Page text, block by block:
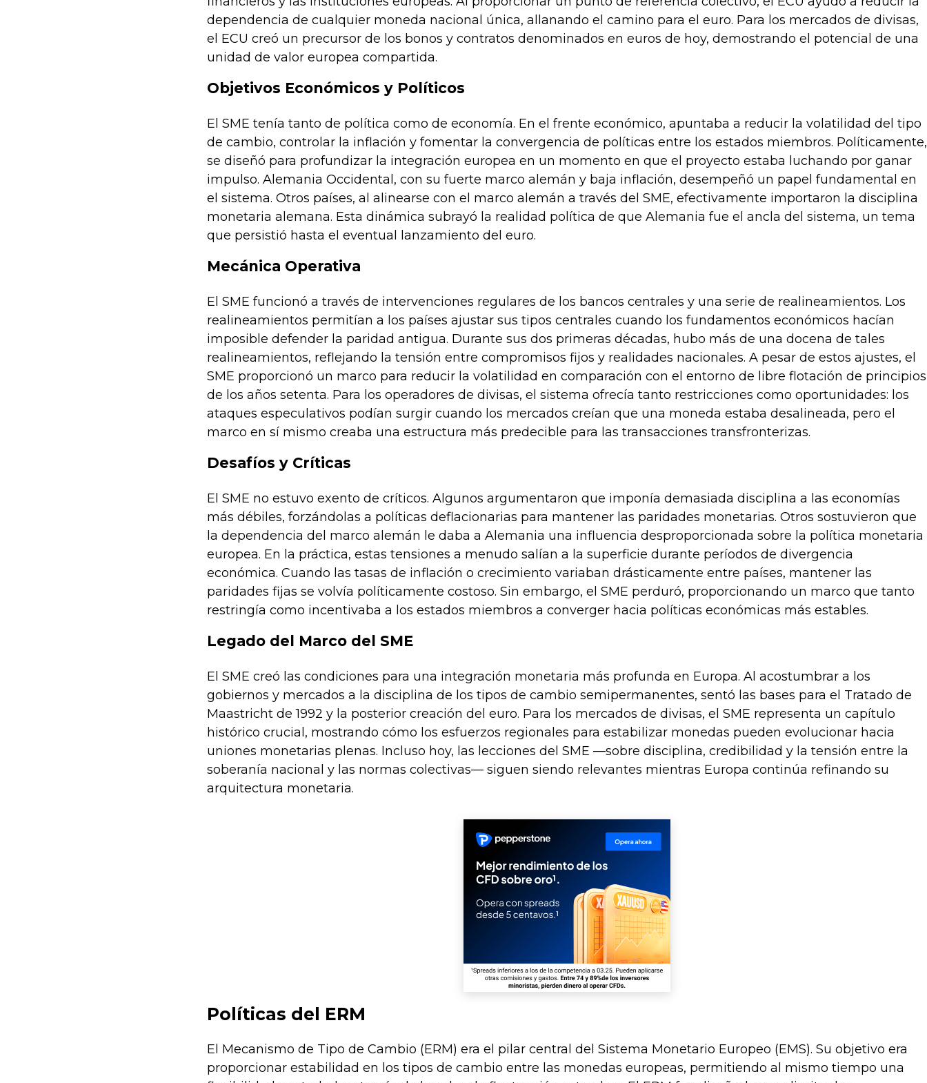
dependencia de cualquier moneda nacional única, allanando el camino para el euro. Para los mercados de divisas,
el ECU creó un precursor de los bonos y contratos denominados en euros de hoy, demostrando el potencial de una
unidad de valor europea compartida.
Objetivos Económicos y Políticos
El SME tenía tanto de política como de economía. En el frente económico, apuntaba a reducir la volatilidad del tipo
de cambio, controlar la inflación y fomentar la convergencia de políticas entre los estados miembros. Políticamente,
se diseñó para profundizar la integración europea en un momento en que el proyecto estaba luchando por ganar
impulso. Alemania Occidental, con su fuerte marco alemán y baja inflación, desempeñó un papel fundamental en
el sistema. Otros países, al alinearse con el marco alemán a través del SME, efectivamente importaron la disciplina
monetaria alemana. Esta dinámica subrayó la realidad política de que Alemania fue el ancla del sistema, un tema
que persistió hasta el eventual lanzamiento del euro.
Mecánica Operativa
El SME funcionó a través de intervenciones regulares de los bancos centrales y una serie de realineamientos. Los
realineamientos permitían a los países ajustar sus tipos centrales cuando los fundamentos económicos hacían
imposible defender la paridad antigua. Durante sus dos primeras décadas, hubo más de una docena de tales
realineamientos, reflejando la tensión entre compromisos fijos y realidades nacionales. A pesar de estos ajustes, el
SME proporcionó un marco para reducir la volatilidad en comparación con el entorno de libre flotación de principios
de los años setenta. Para los operadores de divisas, el sistema ofrecía tanto restricciones como oportunidades: los
ataques especulativos podían surgir cuando los mercados creían que una moneda estaba desalineada, pero el
marco en sí mismo creaba una estructura más predecible para las transacciones transfronterizas.
Desafíos y Críticas
El SME no estuvo exento de críticos. Algunos argumentaron que imponía demasiada disciplina a las economías
más débiles, forzándolas a políticas deflacionarias para mantener las paridades monetarias. Otros sostuvieron que
la dependencia del marco alemán le daba a Alemania una influencia desproporcionada sobre la política monetaria
europea. En la práctica, estas tensiones a menudo salían a la superficie durante períodos de divergencia
económica. Cuando las tasas de inflación o crecimiento variaban drásticamente entre países, mantener las
paridades fijas se volvía políticamente costoso. Sin embargo, el SME perduró, proporcionando un marco que tanto
restringía como incentivaba a los estados miembros a converger hacia políticas económicas más estables.
Legado del Marco del SME
El SME creó las condiciones para una integración monetaria más profunda en Europa. Al acostumbrar a los
gobiernos y mercados a la disciplina de los tipos de cambio semipermanentes, sentó las bases para el Tratado de
Maastricht de 1992 y la posterior creación del euro. Para los mercados de divisas, el SME representa un capítulo
histórico crucial, mostrando cómo los esfuerzos regionales para estabilizar monedas pueden evolucionar hacia
uniones monetarias plenas. Incluso hoy, las lecciones del SME —sobre disciplina, credibilidad y la tensión entre la
soberanía nacional y las normas colectivas— siguen siendo relevantes mientras Europa continúa refinando su
arquitectura monetaria.
Políticas del ERM
El Mecanismo de Tipo de Cambio (ERM) era el pilar central del Sistema Monetario Europeo (EMS). Su objetivo era
proporcionar estabilidad en los tipos de cambio entre las monedas europeas, permitiendo al mismo tiempo una